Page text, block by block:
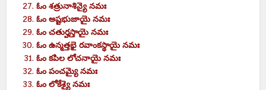
ఓంశత్రునాశిన్యైనమః
ఓంఅష్టభుజాయైనమః
ఓంచతుర్హస్తాయైనమః
ఓంఉన్మత్తభై రవాంకస్థాయైనమః
ఓంకపిల లోచనాయైనమః
ఓంపంచమ్యైనమః
ఓంలోకేశ్యైనమః